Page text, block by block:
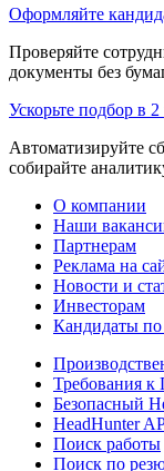
Оформляйте
Проверяйте
документы без
Ускорьте подбор в
Автоматизируйте
собирайте
О компании
Наши
Партнерам
Реклама на
Новости и
Инвесторам
Кандидаты
Требования
Безопасный
HeadHunter
Поиск работы
Поиск по